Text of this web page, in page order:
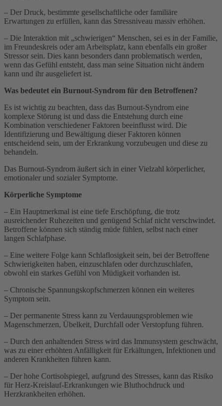
– Der Druck, bestimmte gesellschaftliche oder familiäre
Erwartungen zu erfüllen, kann das Stressniveau massiv erhöhen.
– Die Interaktion mit „schwierigen“ Menschen, sei es in der Familie,
im Freundeskreis oder am Arbeitsplatz, kann ebenfalls ein großer
Stressor sein. Dies kann besonders dann problematisch werden,
wenn das Gefühl entsteht, dass man seine Situation nicht ändern
kann und ihr ausgeliefert ist.
Was bedeutet ein Burnout-Syndrom für den Betroffenen?
Es ist wichtig zu beachten, dass das Burnout-Syndrom eine
komplexe Störung ist und dass die Entstehung durch eine
Kombination verschiedener Faktoren beeinflusst wird. Die
Identifizierung und Bewältigung dieser Faktoren können
entscheidend sein, um der Erkrankung vorzubeugen und diese zu
behandeln.
Das Burnout-Syndrom äußert sich in einer Vielzahl körperlicher,
emotionaler und sozialer Symptome.
Körperliche Symptome
– Ein Hauptmerkmal ist eine tiefe Erschöpfung, die trotz
ausreichender Ruhezeiten und genügend Schlaf nicht verschwindet.
Betroffene können sich ständig müde fühlen, selbst nach einer
langen Schlafphase.
– Eine weitere Folge kann Schlaflosigkeit sein, bei der Betroffene
Schwierigkeiten haben, einzuschlafen oder durchzuschlafen,
obwohl ein starkes Gefühl von Müdigkeit vorhanden ist.
– Chronische Spannungskopfschmerzen können ein weiteres
Symptom sein.
– Der permanente Stress kann zu Verdauungsproblemen wie
Magenschmerzen, Übelkeit, Durchfall oder Verstopfung führen.
– Durch den anhaltenden Stress wird das Immunsystem geschwächt,
was zu einer erhöhten Anfälligkeit für Erkältungen, Infektionen und
anderen Krankheiten führen kann.
– Der hohe Cortisolspiegel, aufgrund des Stresses, kann das Risiko
für Herz-Kreislauf-Erkrankungen wie Bluthochdruck und
Herzkrankheiten erhöhen.